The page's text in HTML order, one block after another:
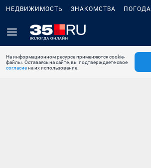
НЕДВИЖИМОСТЬ ЗНАКОМСТВА ПОГОДА
На информационном ресурсе применяются cookie-
файлы. Оставаясь на сайте, вы подтверждаете свое
согласиена их использование.